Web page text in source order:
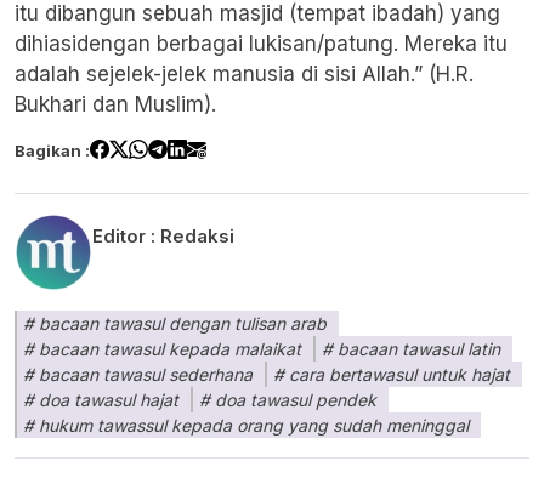
itu dibangun sebuah masjid (tempat ibadah) yang
dihiasidengan berbagai lukisan/patung. Mereka itu
adalah sejelek-jelek manusia di sisi Allah.” (H.R.
Bukhari dan Muslim).
Bagikan :
Editor : Redaksi
bacaan tawasul dengan tulisan arab
bacaan tawasul kepada malaikat
bacaan tawasul latin
bacaan tawasul sederhana
cara bertawasul untuk hajat
doa tawasul hajat
doa tawasul pendek
hukum tawassul kepada orang yang sudah meninggal